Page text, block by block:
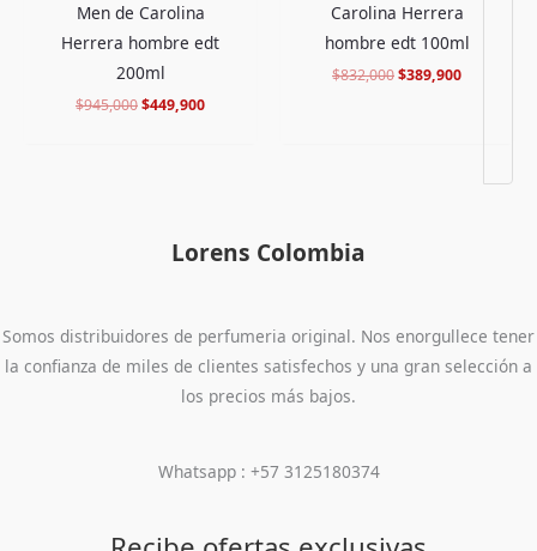
Men de Carolina
Herrera hombre edt
200ml
$945,000$449,900
Carolina Herrera
hombre edt 100ml
$832,000$389,900
Lorens Colombia
Somos distribuidores de perfumeria original. Nos enorgullece tener
la confianza de miles de clientes satisfechos y una gran selección a
los precios más bajos.
Whatsapp : +57 3125180374